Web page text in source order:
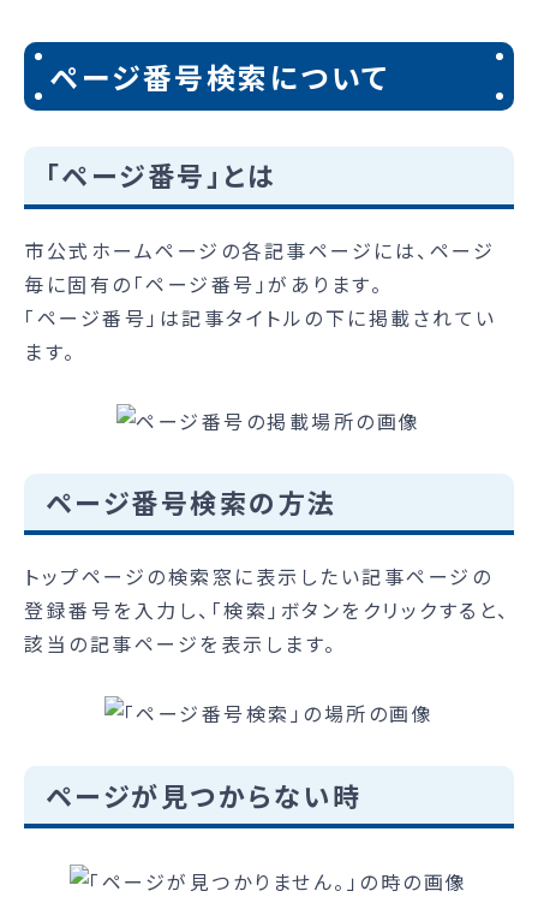
ページ番号検索について
「ページ番号」とは
市公式ホームページの各記事ページには、ページ
毎に固有の「ページ番号」があります。
「ページ番号」は記事タイトルの下に掲載されてい
ます。
ページ番号検索の方法
トップページの検索窓に表示したい記事ページの
登録番号を入力し、「検索」ボタンをクリックすると、
該当の記事ページを表示します。
ページが見つからない時